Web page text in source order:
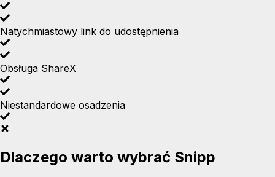
Natychmiastowy link do udostępnienia
Obsługa ShareX
Niestandardowe osadzenia
Dlaczego warto wybrać Snipp